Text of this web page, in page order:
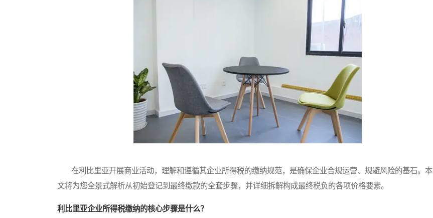
在利比里亚开展商业活动，理解和遵循其企业所得税的缴纳规范，是确保企业合规运营、规避风险的基石。本
文将为您全景式解析从初始登记到最终缴款的全套步骤，并详细拆解构成最终税负的各项价格要素。
利比里亚企业所得税缴纳的核心步骤是什么？